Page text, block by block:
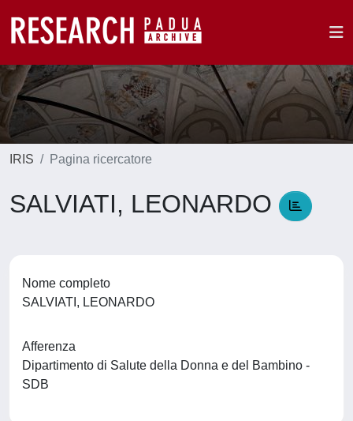
IRIS Pagina ricercatore
SALVIATI, LEONARDO
Nome completo
SALVIATI, LEONARDO
Afferenza
Dipartimento di Salute della Donna e del Bambino -
SDB